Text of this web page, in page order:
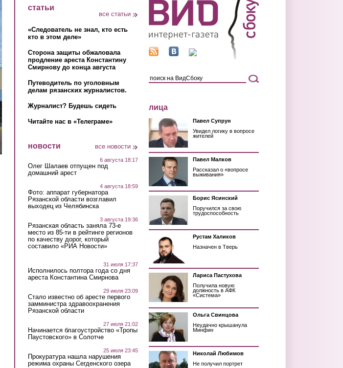
статьи
все статьи
«Следователь не знал, кто есть
кто в этом деле»
Сторона защиты обжаловала
продление ареста Константину
Смирнову до конца августа
Путеводитель по уголовным
делам рязанских журналистов.
Журналист? Будешь сидеть
Читайте нас в «Телеграме»
новости все новости
6 августа 18:17
Олег Шалаев отпущен под
домашний арест
4 августа 18:59
Фото: аппарат губернатора
Рязанской области возглавил
выходец из Челябинска
3 августа 19:36
Рязанская область заняла 73-е
место из 85-ти в рейтинге регионов
по качеству дорог, который
составило «РИА Новости»
31 июля 17:37
Исполнилось полтора года со дня
ареста Константина Смирнова
29 июля 23:09
Стало известно об аресте первого
замминистра здравоохранения
Рязанской области
27 июля 21:02
Начинается благоустройство «Тропы
Паустовского» в Солотче
25 июля 23:45
Прокуратура нашла нарушения
режима охраны Сегденского озера
лица
Павел Супрун
Увидел логику в вопросе
жителей
Павел Малков
Рассказал о «вопросе
выживания»
Борис Ясинский
Поручился за свою
трудоспособность
Рустам Халиков
Назначен в Тверь
Лариса Пастухова
Получила новую
должность в АФК
«Система»
Ольга Свинцова
Неудачно крышанула
Минфин
Николай Любимов
Не получил портрет